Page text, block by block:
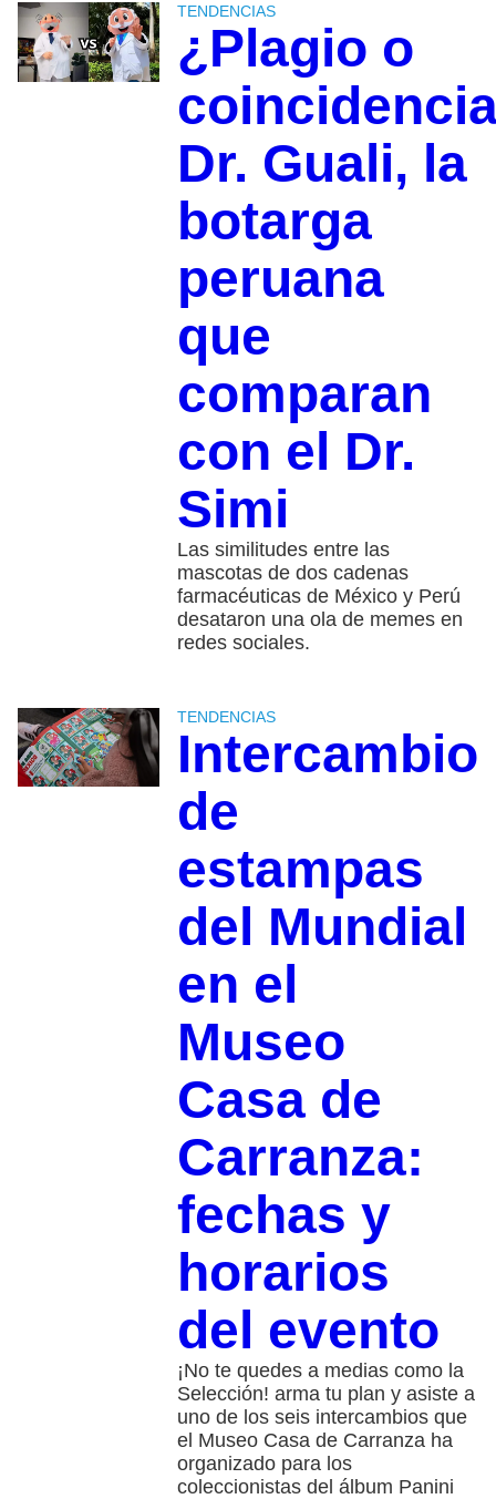
TENDENCIAS
¿Plagio o
Dr. Guali, la
botarga
peruana
que
comparan
con el Dr.
Simi
Las similitudes entre las
mascotas de dos cadenas
farmacéuticas de México y Perú
desataron una ola de memes en
redes sociales.
TENDENCIAS
Intercambio
de
estampas
del Mundial
en el
Museo
Casa de
Carranza:
fechas y
horarios
del evento
¡No te quedes a medias como la
Selección! arma tu plan y asiste a
uno de los seis intercambios que
el Museo Casa de Carranza ha
organizado para los
coleccionistas del álbum Panini